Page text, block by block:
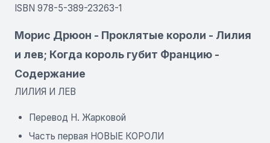
ISBN 978-5-389-23263-1
Морис Дрюон - Проклятые короли - Лилия
и лев; Когда король губит Францию -
Содержание
ЛИЛИЯ И ЛЕВ
Перевод Н. Жарковой
Часть первая НОВЫЕ КОРОЛИ